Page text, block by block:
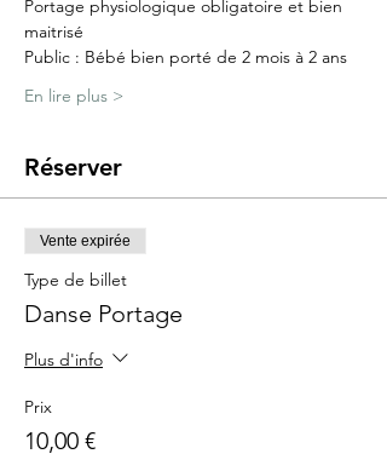
Portage physiologique obligatoire et bien
maitrisé
Public : Bébé bien porté de 2 mois à 2 ans
En lire plus >
Réserver
Vente expirée
Type de billet
Danse Portage
Plus d'info
Prix
10,00 €